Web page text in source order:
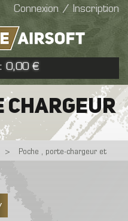
Connexion / Inscription
: 0,00 €
Commander
CHARGEUR
>
Poche , porte-chargeur et